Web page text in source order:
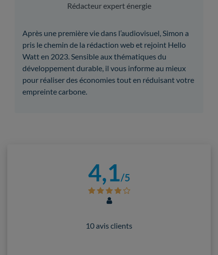
4,1/5
10 avis clients
Rédacteur expert énergie
Après une première vie dans l’audiovisuel, Simon a
pris le chemin de la rédaction web et rejoint Hello
Watt en 2023. Sensible aux thématiques du
développement durable, il vous informe au mieux
pour réaliser des économies tout en réduisant votre
empreinte carbone.